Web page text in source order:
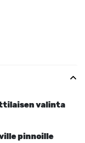
valinta
pinnoille